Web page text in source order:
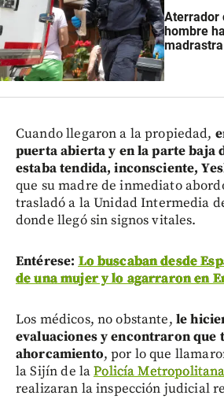
Aterrador
hombre
madrastra
Cuando llegaron a la propiedad,
puerta abierta y en la parte baja
estaba tendida, inconsciente,
que su madre de inmediato
trasladó a la Unidad Intermedia
donde llegó sin signos vitales.
Entérese: Lo buscaban desde
de una mujer y lo agarraron en
Los médicos, no obstante, le
evaluaciones y encontraron que
ahorcamiento, por lo que
la Sijín de laPolicía Metropolitana
realizaran la inspección judicial